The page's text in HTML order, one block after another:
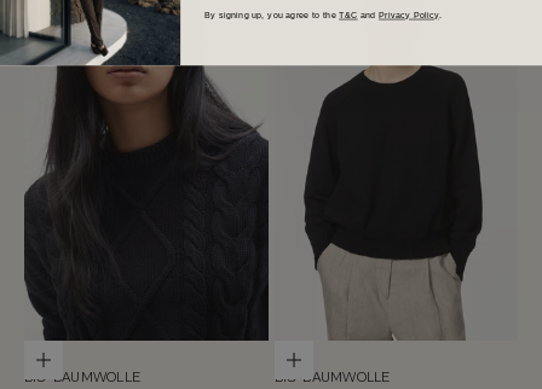
Optionen auswählen
BIO-BAUMWOLLE
Optionen auswählen
BIO-BAUMWOLLE
By signing up, you agree to theT&C and Privacy Policy.